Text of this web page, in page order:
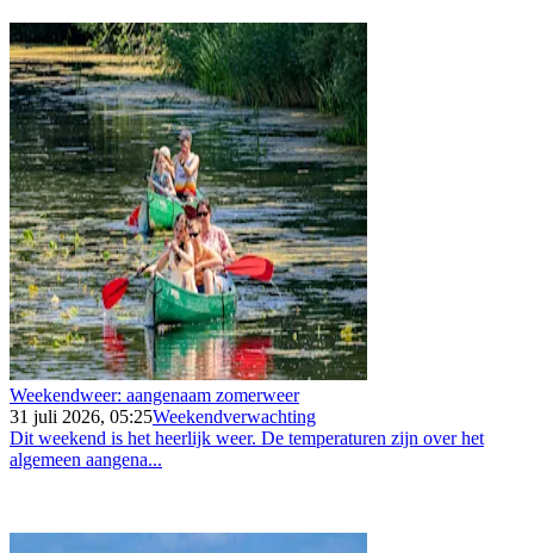
Weekendweer: aangenaam zomerweer
31 juli 2026, 05:25Weekendverwachting
Dit weekend is het heerlijk weer. De temperaturen zijn over het
algemeen aangena...